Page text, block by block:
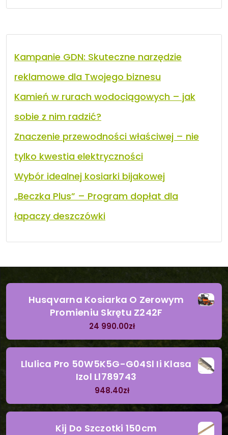
Kampanie GDN: Skuteczne narzędzie
reklamowe dla Twojego biznesu
Kamień w rurach wodociągowych – jak
sobie z nim radzić?
Znaczenie przewodności właściwej – nie
tylko kwestia elektryczności
Wybór idealnej kosiarki bijakowej
„Beczka Plus” – Program dopłat dla
łapaczy deszczówki
Husqvarna Kosiarka O Zerowym
Promieniu Skrętu Z242F
24 990.00zł
Llulica Pro 50W5K5G-G04Sl Ii Klasa
Izol Ll789743
948.40zł
Kij Do Szczotki 150cm